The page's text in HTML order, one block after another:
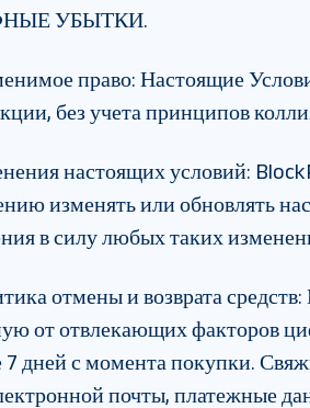
УБЫТКИ.
право: Настоящие
без учета принципов
настоящих условий:
изменять или обновлять
в силу любых таких
отмены и возврата средств:
от отвлекающих факторов
7 дней с момента покупки.
почты, платежные